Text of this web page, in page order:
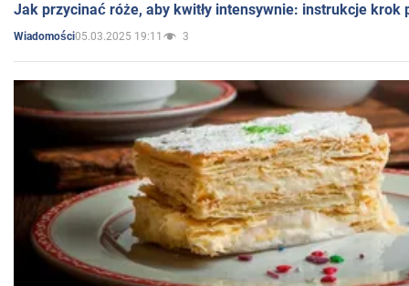
Jak przycinać róże, aby kwitły intensywnie: instrukcje krok
Wiadomości05.03.2025 19:11 3